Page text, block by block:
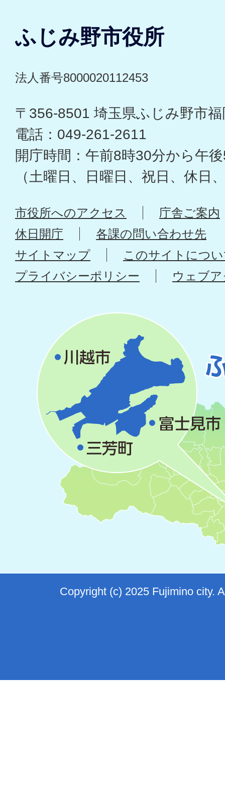
ふじみ野市役所
法人番号8000020112453
〒356-8501 埼玉県ふじみ野市
電話：049-261-2611
開庁時間：午前8時30分から午
（土曜日、日曜日、祝日、休日
市役所へのアクセス
庁舎ご案内
休日開庁
各課の問い合わせ先
サイトマップ
このサイトにつ
プライバシーポリシー
ウェブ
Copyright (c) 2025 Fujimino city.